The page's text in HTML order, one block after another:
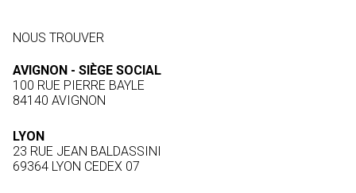
NOUS TROUVER
AVIGNON - SIÈGE SOCIAL
100 RUE PIERRE BAYLE
84140 AVIGNON
LYON
23 RUE JEAN BALDASSINI
69364 LYON CEDEX 07